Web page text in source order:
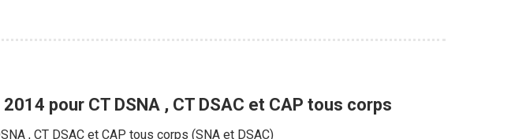
pour CT DSNA , CT DSAC et CAP tous corps
, CT DSAC et CAP tous corps (SNA et DSAC)